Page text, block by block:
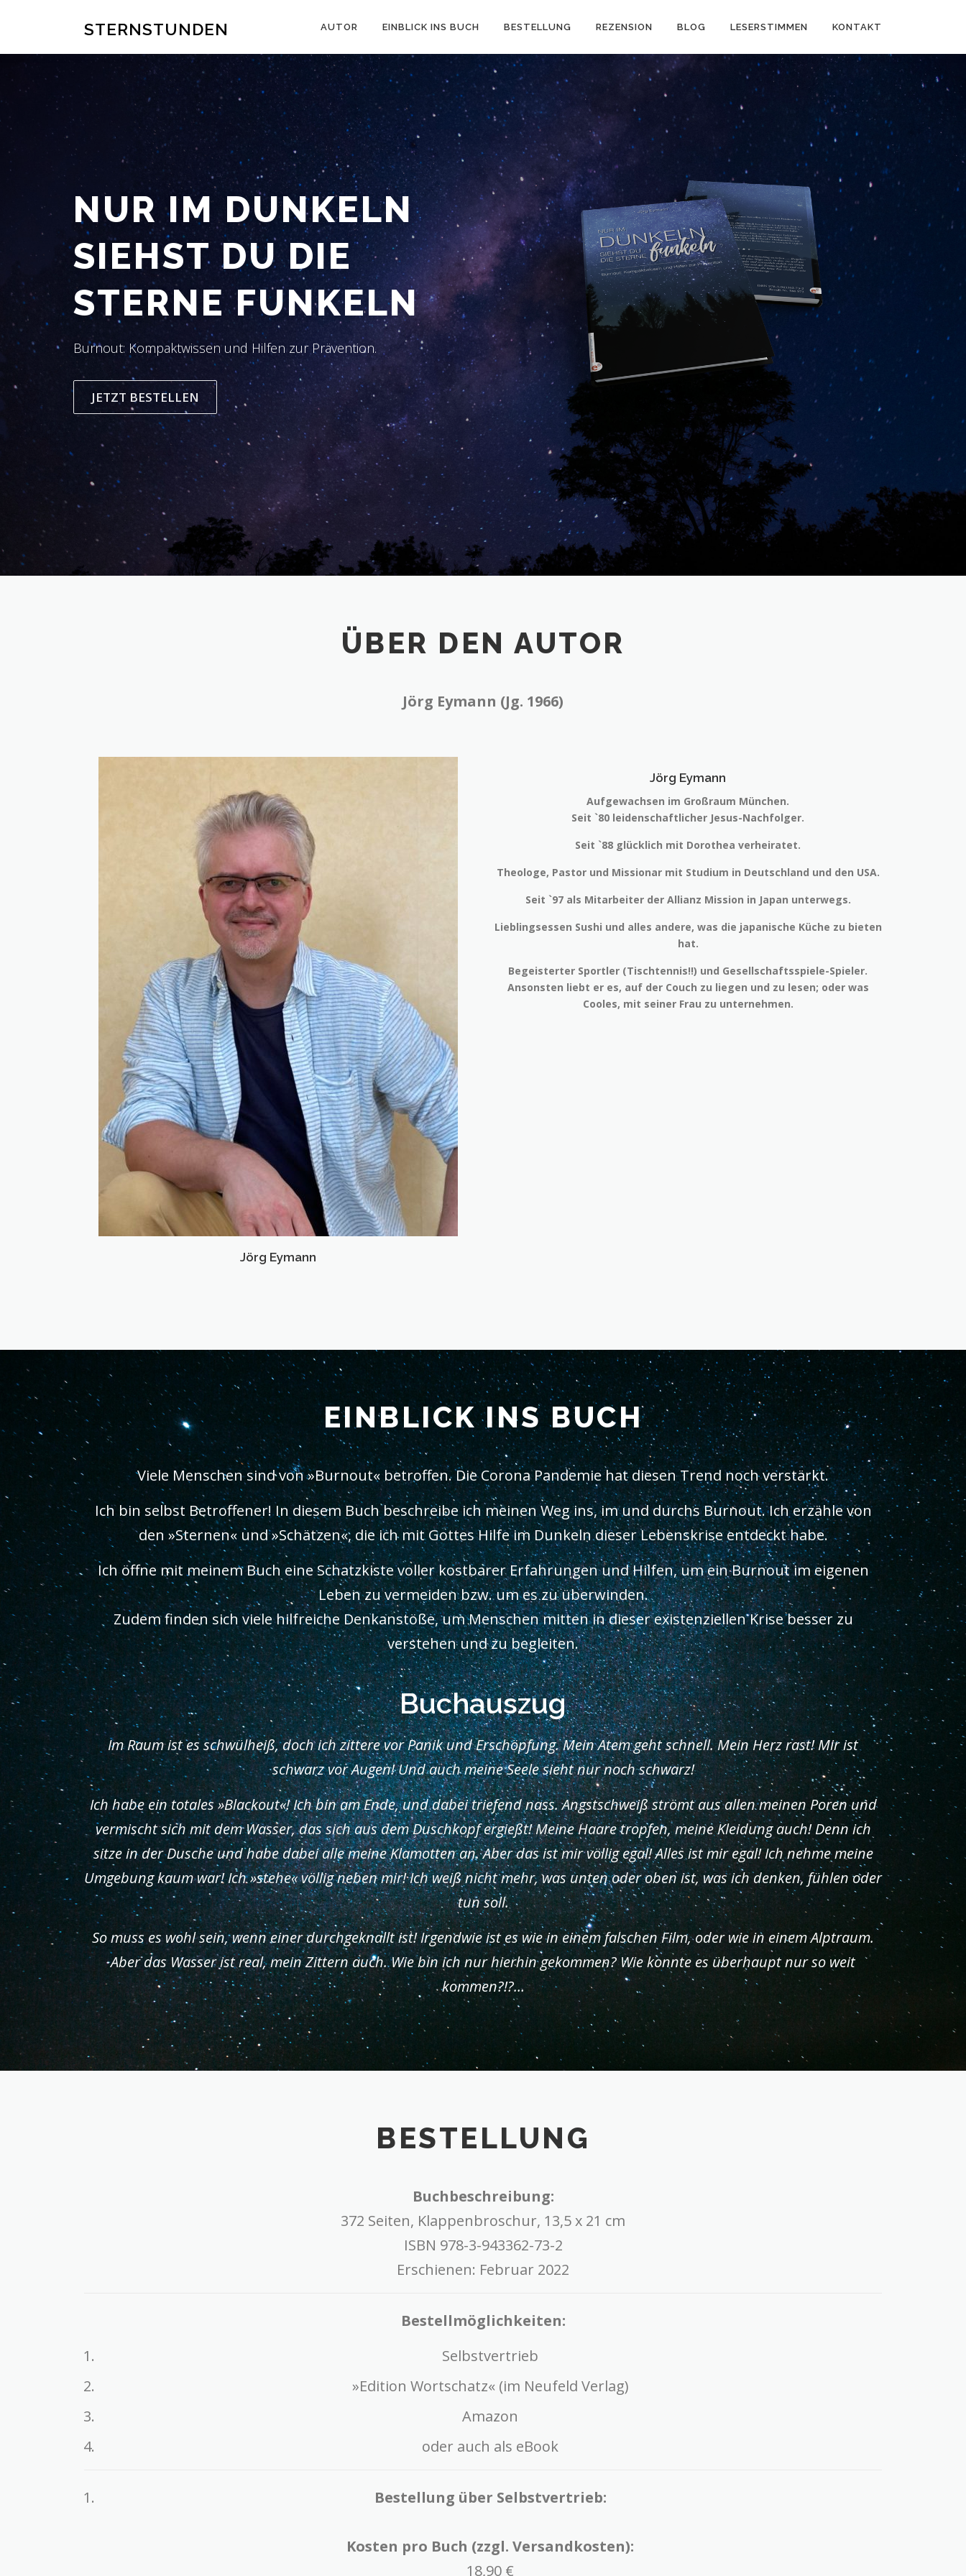
STERNSTUNDEN AUTOR EINBLICK INS BUCH BESTELLUNG REZENSION BLOG LESERSTIMMEN KONTAKT
NUR IM DUNKELN
SIEHST DU DIE
STERNE FUNKELN
Burnout: Kompaktwissen und Hilfen zur Prävention.
JETZT BESTELLEN
ÜBER DEN AUTOR
Jörg Eymann (Jg. 1966)
Jörg Eymann
Jörg Eymann
Aufgewachsen im Großraum München.
Seit `80 leidenschaftlicher Jesus-Nachfolger.
Seit `88 glücklich mit Dorothea verheiratet.
Theologe, Pastor und Missionar mit Studium in Deutschland und den USA.
Seit `97 als Mitarbeiter der Allianz Mission in Japan unterwegs.
Lieblingsessen Sushi und alles andere, was die japanische Küche zu bieten
hat.
Begeisterter Sportler (Tischtennis!!) und Gesellschaftsspiele-Spieler.
Ansonsten liebt er es, auf der Couch zu liegen und zu lesen; oder was
Cooles, mit seiner Frau zu unternehmen.
EINBLICK INS BUCH
Viele Menschen sind von »Burnout« betroffen. Die Corona Pandemie hat diesen Trend noch verstärkt.
Ich bin selbst Betroffener! In diesem Buch beschreibe ich meinen Weg ins, im und durchs Burnout. Ich erzähle von
den »Sternen« und »Schätzen«, die ich mit Gottes Hilfe im Dunkeln dieser Lebenskrise entdeckt habe.
Ich öffne mit meinem Buch eine Schatzkiste voller kostbarer Erfahrungen und Hilfen, um ein Burnout im eigenen
Leben zu vermeiden bzw. um es zu überwinden.
Zudem finden sich viele hilfreiche Denkanstöße, um Menschen mitten in dieser existenziellen Krise besser zu
verstehen und zu begleiten.
Buchauszug
Im Raum ist es schwülheiß, doch ich zittere vor Panik und Erschöpfung. Mein Atem geht schnell. Mein Herz rast! Mir ist
schwarz vor Augen! Und auch meine Seele sieht nur noch schwarz!
Ich habe ein totales »Blackout«! Ich bin am Ende, und dabei triefend nass. Angstschweiß strömt aus allen meinen Poren und
vermischt sich mit dem Wasser, das sich aus dem Duschkopf ergießt! Meine Haare tropfen, meine Kleidung auch! Denn ich
sitze in der Dusche und habe dabei alle meine Klamotten an. Aber das ist mir völlig egal! Alles ist mir egal! Ich nehme meine
Umgebung kaum war! Ich »stehe« völlig neben mir! Ich weiß nicht mehr, was unten oder oben ist, was ich denken, fühlen oder
tun soll.
So muss es wohl sein, wenn einer durchgeknallt ist! Irgendwie ist es wie in einem falschen Film, oder wie in einem Alptraum.
Aber das Wasser ist real, mein Zittern auch. Wie bin ich nur hierhin gekommen? Wie konnte es überhaupt nur so weit
kommen?!?…
BESTELLUNG
Buchbeschreibung:
372 Seiten, Klappenbroschur, 13,5 x 21 cm
ISBN 978-3-943362-73-2
Erschienen: Februar 2022
Bestellmöglichkeiten:
Selbstvertrieb
»Edition Wortschatz« (im Neufeld Verlag)
Amazon
oder auch als eBook
Bestellung über Selbstvertrieb:
Kosten pro Buch (zzgl. Versandkosten):
18,90 €